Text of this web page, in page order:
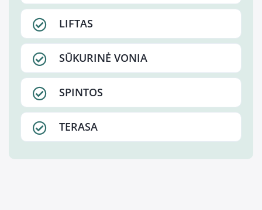
LIFTAS
SŪKURINĖ VONIA
SPINTOS
TERASA